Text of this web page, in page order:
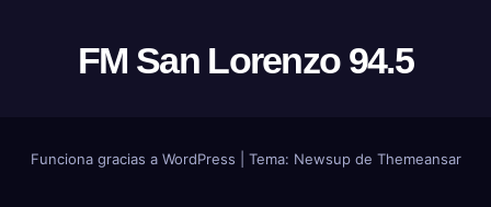
FM San Lorenzo 94.5
Funciona gracias a WordPress Tema: Newsupde Themeansar